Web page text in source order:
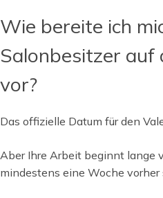
Wie bereite ich
Salonbesitzer auf
vor?
Das offizielle Datum für den
Aber Ihre Arbeit beginnt lange
mindestens eine Woche vorher